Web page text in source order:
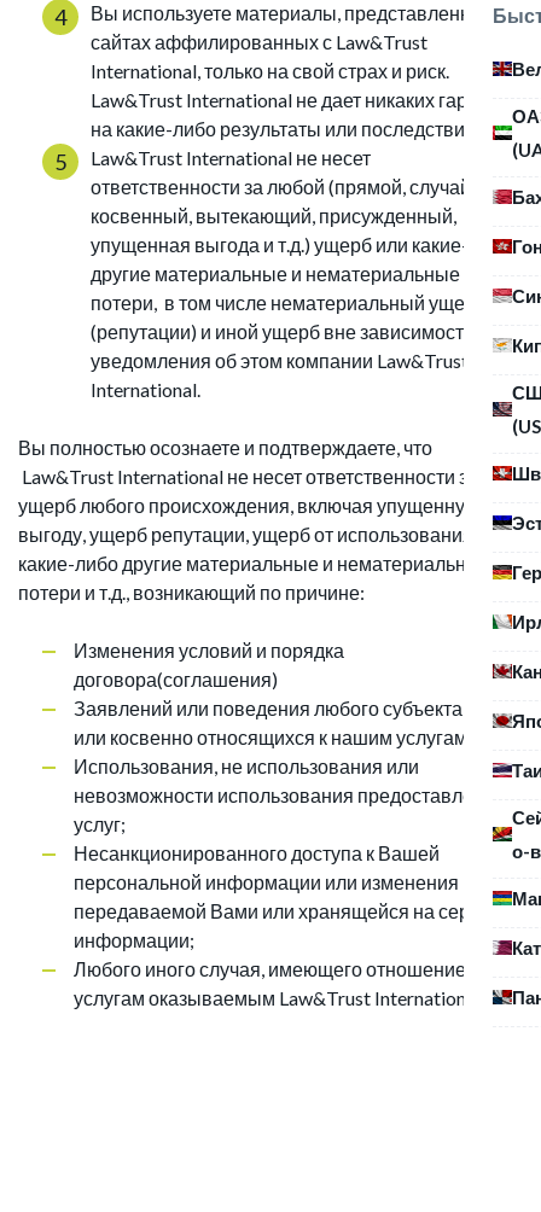
о-
Вы используете материалы, представленные на
сайтах аффилированных с Law&Trust
International, только на свой страх и риск.
Law&Trust International не дает никаких гарантий
на какие-либо результаты или последствия.
Law&Trust International не несет
ответственности за любой (прямой, случайный,
косвенный, вытекающий, присужденный,
упущенная выгода и т.д.) ущерб или какие-либо
другие материальные и нематериальные
потери, в том числе нематериальный ущерб
(репутации) и иной ущерб вне зависимости от
уведомления об этом компании Law&Trust
International.
Вы полностью осознаете и подтверждаете, что
Law&Trust International не несет ответственности за
ущерб любого происхождения, включая упущенную
выгоду, ущерб репутации, ущерб от использования, или
какие-либо другие материальные и нематериальные
потери и т.д., возникающий по причине:
Изменения условий и порядка
договора(соглашения)
Заявлений или поведения любого субъекта прямо
или косвенно относящихся к нашим услугам;
Использования, не использования или
невозможности использования предоставленных
услуг;
Несанкционированного доступа к Вашей
персональной информации или изменения
передаваемой Вами или хранящейся на сервере
информации;
Любого иного случая, имеющего отношение к
услугам оказываемым Law&Trust International.